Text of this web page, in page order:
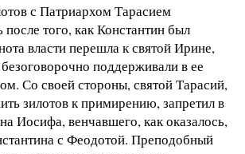
с Патриархом Тарасием
того, как Константин был
власти перешла к святой Ирине,
поддерживали в ее
Со своей стороны, святой Тарасий,
зилотов к примирению, запретил в
Иосифа, венчавшего, как оказалось,
с Феодотой. Преподобный